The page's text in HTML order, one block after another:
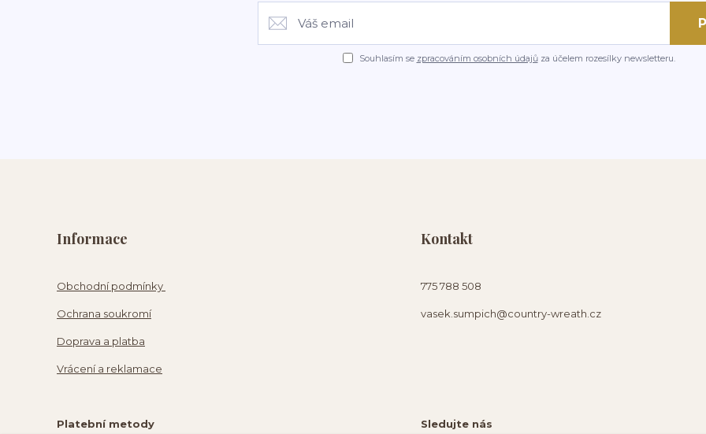
Souhlasím se zpracováním osobních údajůza účelem rozesílky newsletteru.
Informace
Obchodní podmínky
Ochrana soukromí
Doprava a platba
Vrácení a reklamace
Platební metody
Kontakt
775 788 508
vasek.sumpich@country-wreath.cz
Sledujte nás